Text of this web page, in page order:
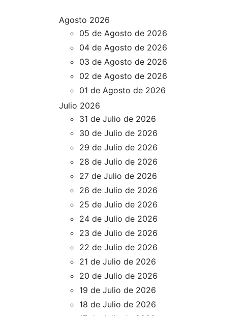
Agosto 2026
05 de Agosto de 2026
04 de Agosto de 2026
03 de Agosto de 2026
02 de Agosto de 2026
01 de Agosto de 2026
Julio 2026
31 de Julio de 2026
30 de Julio de 2026
29 de Julio de 2026
28 de Julio de 2026
27 de Julio de 2026
26 de Julio de 2026
25 de Julio de 2026
24 de Julio de 2026
23 de Julio de 2026
22 de Julio de 2026
21 de Julio de 2026
20 de Julio de 2026
19 de Julio de 2026
18 de Julio de 2026